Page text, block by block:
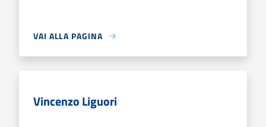
VAI ALLA PAGINA
Vincenzo Liguori